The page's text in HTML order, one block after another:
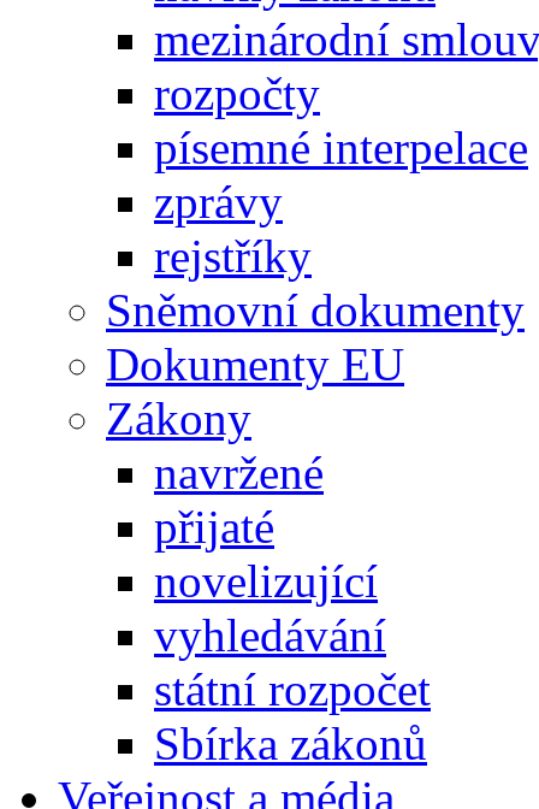
mezinárodní
rozpočty
písemné interpelace
zprávy
rejstříky
Sněmovní dokumenty
Dokumenty EU
Zákony
navržené
přijaté
novelizující
vyhledávání
státní rozpočet
Sbírka zákonů
Veřejnost a média